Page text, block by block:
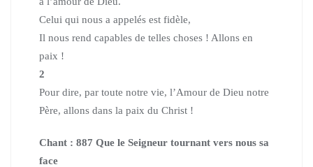
Celui qui nous a appelés est fidèle,
Il nous rend capables de telles choses ! Allons en
paix !
2
Pour dire, par toute notre vie, l’Amour de Dieu notre
Père, allons dans la paix du Christ !
Chant : 887 Que le Seigneur tournant vers nous sa
face